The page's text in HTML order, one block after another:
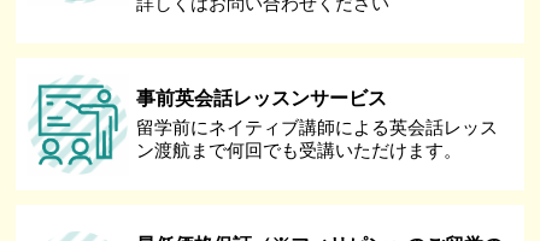
事前英会話レッスンサービス
留学前にネイティブ講師による英会話レッス
ン渡航まで何回でも受講いただけます。